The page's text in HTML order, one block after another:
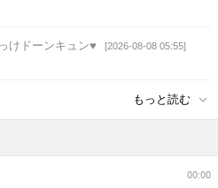
けドーンキュン♥ [2026-08-08 05:55]
もっと読む
00:00